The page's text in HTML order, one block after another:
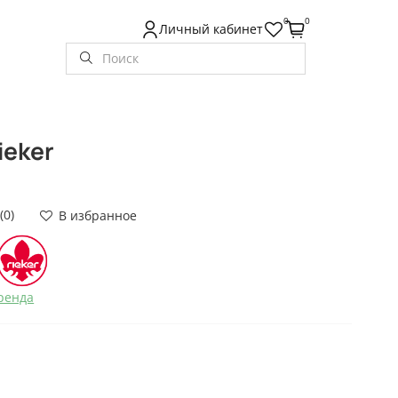
Личный кабинет 0 0
(0) В избранное